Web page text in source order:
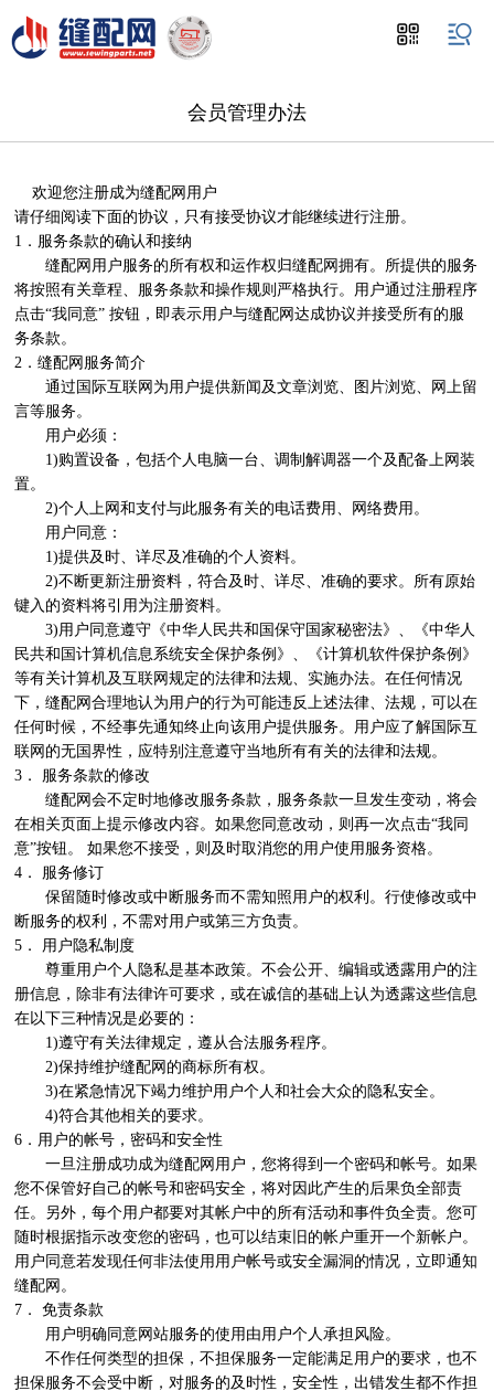
会员管理办法
    欢迎您注册成为缝配网用户
请仔细阅读下面的协议，只有接受协议才能继续进行注册。
1．服务条款的确认和接纳
缝配网用户服务的所有权和运作权归缝配网拥有。所提供的服务
将按照有关章程、服务条款和操作规则严格执行。用户通过注册程序
点击“我同意” 按钮，即表示用户与缝配网达成协议并接受所有的服
务条款。
2．缝配网服务简介
通过国际互联网为用户提供新闻及文章浏览、图片浏览、网上留
言等服务。
用户必须：
1)购置设备，包括个人电脑一台、调制解调器一个及配备上网装
置。
2)个人上网和支付与此服务有关的电话费用、网络费用。
用户同意：
1)提供及时、详尽及准确的个人资料。
2)不断更新注册资料，符合及时、详尽、准确的要求。所有原始
键入的资料将引用为注册资料。
3)用户同意遵守《中华人民共和国保守国家秘密法》、《中华人
民共和国计算机信息系统安全保护条例》、《计算机软件保护条例》
等有关计算机及互联网规定的法律和法规、实施办法。在任何情况
下，缝配网合理地认为用户的行为可能违反上述法律、法规，可以在
任何时候，不经事先通知终止向该用户提供服务。用户应了解国际互
联网的无国界性，应特别注意遵守当地所有有关的法律和法规。
3． 服务条款的修改
缝配网会不定时地修改服务条款，服务条款一旦发生变动，将会
在相关页面上提示修改内容。如果您同意改动，则再一次点击“我同
意”按钮。 如果您不接受，则及时取消您的用户使用服务资格。
4． 服务修订
保留随时修改或中断服务而不需知照用户的权利。行使修改或中
断服务的权利，不需对用户或第三方负责。
5． 用户隐私制度
尊重用户个人隐私是基本政策。不会公开、编辑或透露用户的注
册信息，除非有法律许可要求，或在诚信的基础上认为透露这些信息
在以下三种情况是必要的：
1)遵守有关法律规定，遵从合法服务程序。
2)保持维护缝配网的商标所有权。
3)在紧急情况下竭力维护用户个人和社会大众的隐私安全。
4)符合其他相关的要求。
6．用户的帐号，密码和安全性
一旦注册成功成为缝配网用户，您将得到一个密码和帐号。如果
您不保管好自己的帐号和密码安全，将对因此产生的后果负全部责
任。另外，每个用户都要对其帐户中的所有活动和事件负全责。您可
随时根据指示改变您的密码，也可以结束旧的帐户重开一个新帐户。
用户同意若发现任何非法使用用户帐号或安全漏洞的情况，立即通知
缝配网。
7． 免责条款
用户明确同意网站服务的使用由用户个人承担风险。
不作任何类型的担保，不担保服务一定能满足用户的要求，也不
担保服务不会受中断，对服务的及时性，安全性，出错发生都不作担